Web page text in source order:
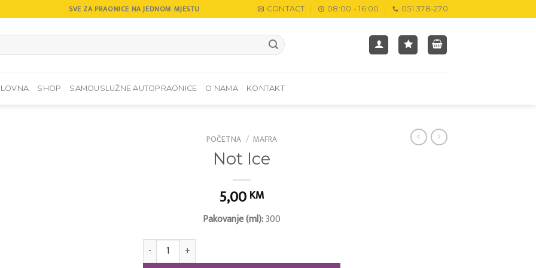
SVE ZA PRAONICE NA JEDNOM MJESTU CONTACT 08:00 - 16:00 051 378-270
SHOP SAMOUSLUŽNE AUTOPRAONICE O NAMA KONTAKT
POČETNA / MAFRA
Not Ice
5,00 KM
Pakovanje (ml):300
Not Ice količina